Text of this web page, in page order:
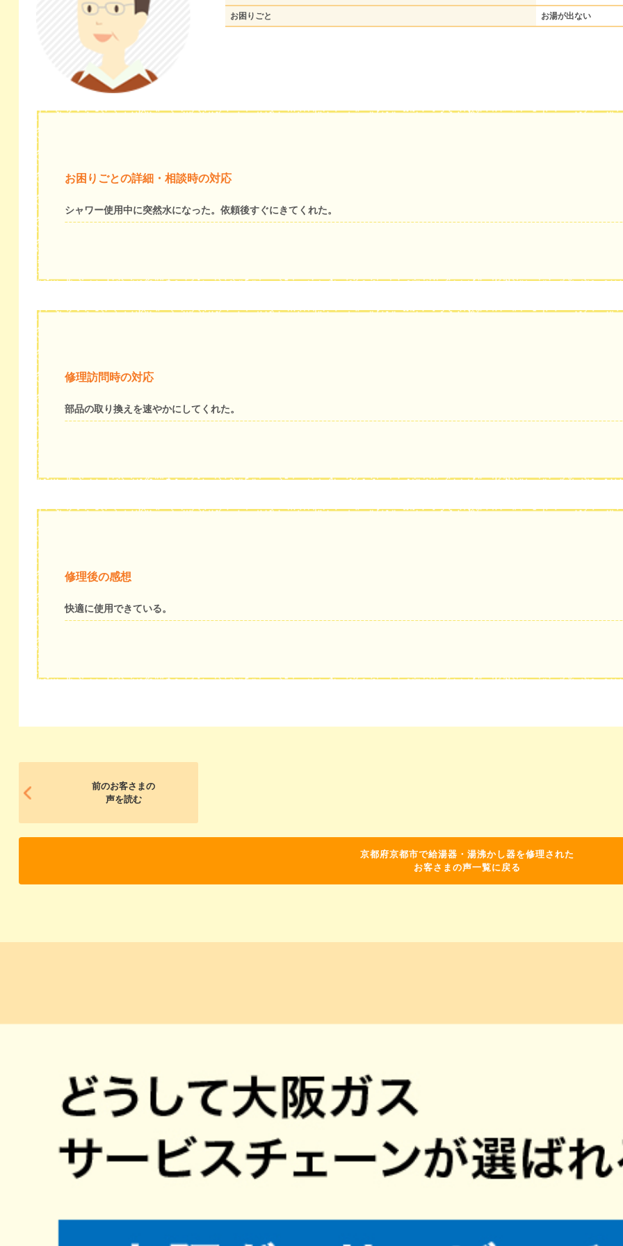
お困りごと お湯が出ない
お困りごとの詳細・相談時の対応
シャワー使用中に突然水になった。依頼後すぐにきてくれた。
修理訪問時の対応
部品の取り換えを速やかにしてくれた。
修理後の感想
快適に使用できている。
前のお客さまの
声を読む
京都府京都市で給湯器・湯沸かし器を修理された
お客さまの声一覧に戻る